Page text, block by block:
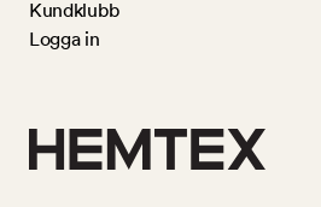
Kundklubb
Logga in